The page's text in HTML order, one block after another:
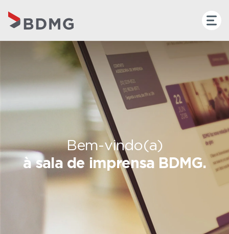
Bem-vindo(a)
à sala de imprensa BDMG.